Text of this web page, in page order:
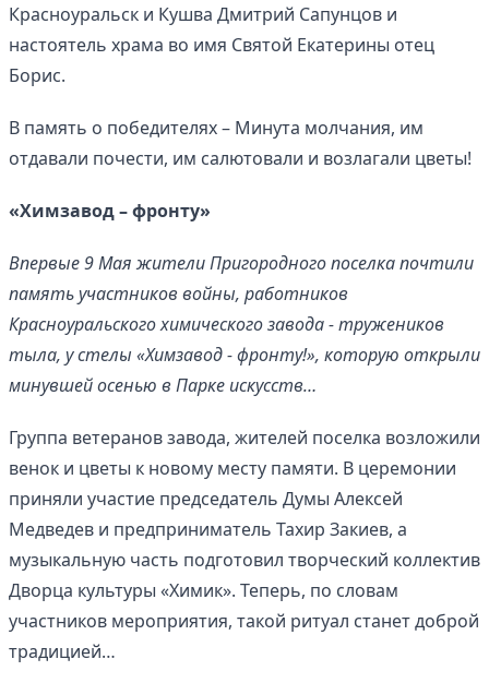
Красноуральск и Кушва Дмитрий Сапунцов и
настоятель храма во имя Святой Екатерины отец
Борис.
В память о победителях – Минута молчания, им
отдавали почести, им салютовали и возлагали цветы!
«Химзавод – фронту»
Впервые 9 Мая жители Пригородного поселка почтили
память участников войны, работников
Красноуральского химического завода - тружеников
тыла, у стелы «Химзавод - фронту!», которую открыли
минувшей осенью в Парке искусств…
Группа ветеранов завода, жителей поселка возложили
венок и цветы к новому месту памяти. В церемонии
приняли участие председатель Думы Алексей
Медведев и предприниматель Тахир Закиев, а
музыкальную часть подготовил творческий коллектив
Дворца культуры «Химик». Теперь, по словам
участников мероприятия, такой ритуал станет доброй
традицией…